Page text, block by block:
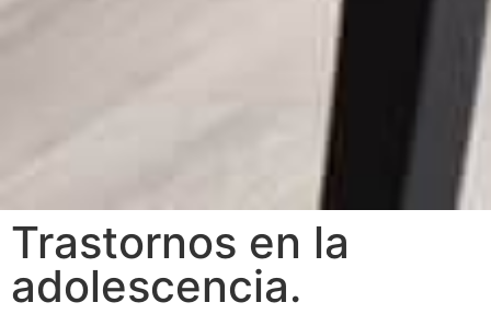
Trastornos en la
adolescencia.